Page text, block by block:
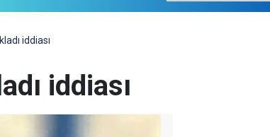
iddiası
iddiası